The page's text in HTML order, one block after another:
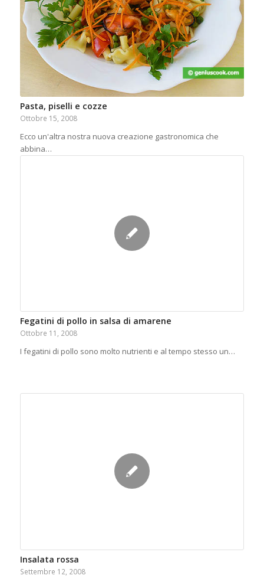
Pasta, piselli e cozze
Ottobre 15, 2008
Ecco un'altra nostra nuova creazione gastronomica che
abbina…
Fegatini di pollo in salsa di amarene
Ottobre 11, 2008
I fegatini di pollo sono molto nutrienti e al tempo stesso un…
Insalata rossa
Settembre 12, 2008